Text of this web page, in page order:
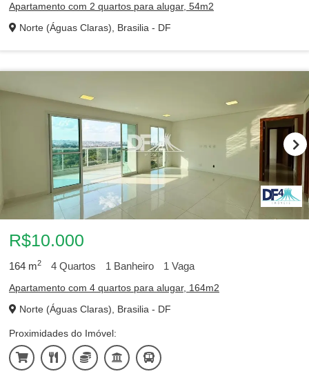
Apartamento com 2 quartos para alugar, 54m2
Norte (Águas Claras), Brasilia - DF
R$10.000
164 m2 4 Quartos 1 Banheiro 1 Vaga
Apartamento com 4 quartos para alugar, 164m2
Norte (Águas Claras), Brasilia - DF
Proximidades do Imóvel:
76Salas Comerciais para alugar